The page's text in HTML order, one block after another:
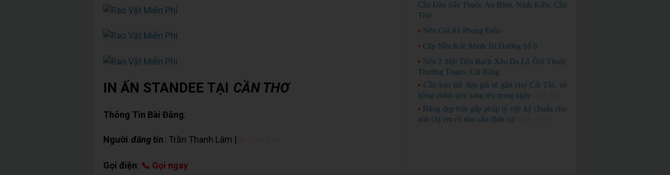
IN ẤN STANDEE TẠI CẦN THƠ
Thông Tin Bài Đăng:
Người đăng tin: Trần Thanh Lâm |
Gọi điện: 📞 Gọi ngay
Cầu Đầu Sấu Thuộc An Bình, Ninh Kiều, Cần
Thơ
• Nền Giá Rẻ Phong Điền
• Cặp Nền Kdc Minh Trí Đường Số 6
• Nền 2 Mặt Tiền Rạch Xẻo Da Lộ Ôtô Thuộc
Thường Thạnh, Cái Răng
• Cần bán đất đẹp giá rẻ gần chợ Cái Tắc, sổ
hồng chính quy sang tên trong ngày
• Hàng đẹp bán gấp pháp lý cực kỳ chuẩn cho
anh chị em có nhu cầu định cư